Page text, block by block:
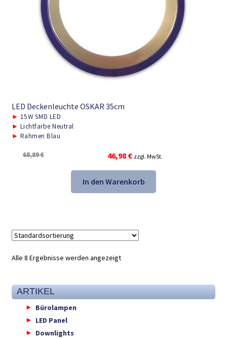
LED Deckenleuchte OSKAR 35cm
► 15W SMD LED
► Lichtfarbe Neutral
► Rahmen Blau
68,89€
Ursprünglicher
Preis
war:
68,89 €
46,98 €Aktueller
Preis
ist:
46,98 €.
zzgl. MwSt.
In den Warenkorb
Alle 8 Ergebnisse werden angezeigt
ARTIKEL
Bürolampen
LED Panel
Downlights